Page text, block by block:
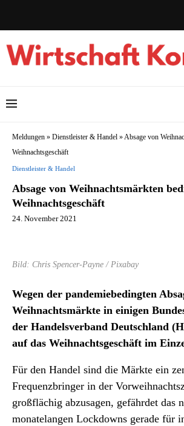
Meldungen » Dienstleister & Handel »Absage von
Weihnachtsgeschäft
Dienstleister & Handel
Absage von Weihnachtsmärkten
Weihnachtsgeschäft
24. November 2021
Bild: Chris Spencer-Payne / Pixabay
Wegen der pandemiebedingten
Weihnachtsmärkte in einigen
der Handelsverband Deutschland
auf das Weihnachtsgeschäft im
Für den Handel sind die Märkte ein
Frequenzbringer in der
großflächig abzusagen, gefährdet das
monatelangen Lockdowns gerade für